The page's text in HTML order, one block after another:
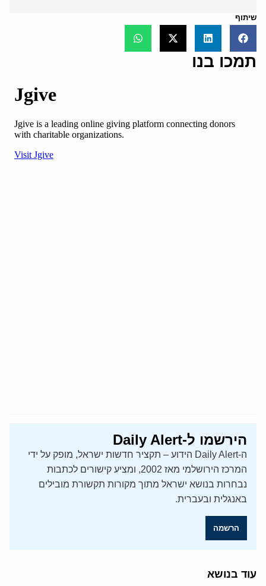
שיתוף
תמכו בנו
הירשמו ל-Daily Alert
ה-Daily Alert הידוע – תקציר חדשות ישראל, מופק על ידי
המרכז הירושלמי מאז 2002, ומציע קישורים לכתבות
נבחרות בנושא ישראל מתוך מקורות תקשורת מובילים
באנגלית ובעברית.
הרשמה
עוד בנושא